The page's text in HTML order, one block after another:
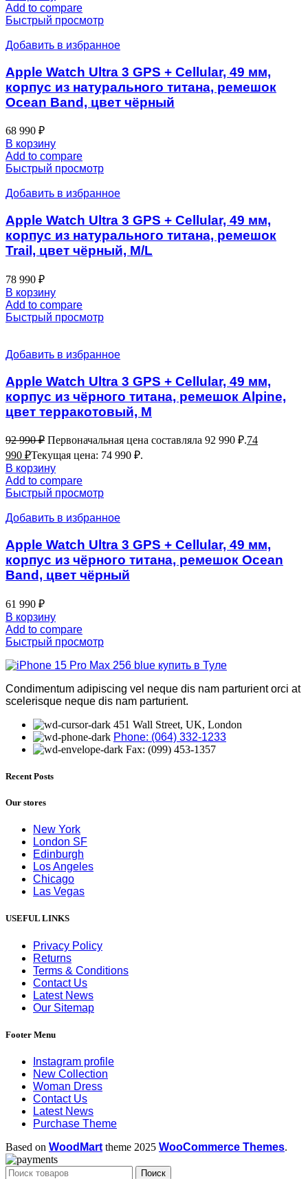
Add to compare
Быстрый просмотр
Добавить в избранное
Apple Watch Ultra 3 GPS + Cellular, 49 мм,
корпус из натурального титана, ремешок
Ocean Band, цвет чёрный
68 990 ₽
В корзину
Add to compare
Быстрый просмотр
Добавить в избранное
Apple Watch Ultra 3 GPS + Cellular, 49 мм,
корпус из натурального титана, ремешок
Trail, цвет чёрный, M/L
78 990 ₽
В корзину
Add to compare
Быстрый просмотр
Добавить в избранное
Apple Watch Ultra 3 GPS + Cellular, 49 мм,
корпус из чёрного титана, ремешок Alpine,
цвет терракотовый, M
92 990₽ Первоначальная цена составляла 92 990 ₽.74
990 ₽Текущая цена: 74 990 ₽.
В корзину
Add to compare
Быстрый просмотр
Добавить в избранное
Apple Watch Ultra 3 GPS + Cellular, 49 мм,
корпус из чёрного титана, ремешок Ocean
Band, цвет чёрный
61 990 ₽
В корзину
Add to compare
Быстрый просмотр
Condimentum adipiscing vel neque dis nam parturient orci at
scelerisque neque dis nam parturient.
451 Wall Street, UK, London
Phone: (064) 332-1233
Fax: (099) 453-1357
Recent Posts
Our stores
New York
London SF
Edinburgh
Los Angeles
Chicago
Las Vegas
USEFUL LINKS
Privacy Policy
Returns
Terms & Conditions
Contact Us
Latest News
Our Sitemap
Footer Menu
Instagram profile
New Collection
Woman Dress
Contact Us
Latest News
Purchase Theme
Based on WoodMart theme 2025 WooCommerce Themes.
Поиск